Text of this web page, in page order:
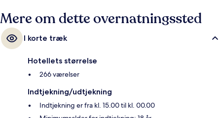
Mere om dette overnatningssted
I korte træk
Hotellets størrelse
266 værelser
Indtjekning/udtjekning
Indtjekning er fra kl. 15.00 til kl. 00.00